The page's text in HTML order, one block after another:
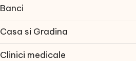
Banci
Casa si Gradina
Clinici medicale